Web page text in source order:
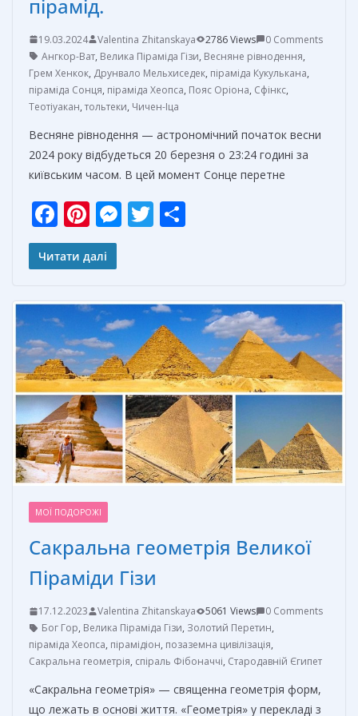
пірамід.
19.03.2024 Valentina Zhitanskaya 2786 Views
0 Comments
Ангкор-Ват, Велика Піраміда Гізи, Весняне рівнодення,
Грем Хенкок, Друнвало Мельхиседек, піраміда Кукулькана,
піраміда Сонця, піраміда Хеопса, Пояс Оріона, Сфінкс,
Теотіуакан, тольтеки, Чичен-Іца
Весняне рівнодення — астрономічний початок весни
2024 року відбудеться 20 березня о 23:24 годині за
київським часом. В цей момент Сонце перетне
F
ac
e
o
o
k
Pi
nt
er
st
M
n
g
er
T
а
в
и
т
ь
Читати далі
МОЇ ПОДОРОЖІ
Сакральна геометрія Великої
Піраміди Гізи
17.12.2023 Valentina Zhitanskaya 5061 Views
0 Comments
Бог Гор, Велика Піраміда Гізи, Золотий Перетин,
піраміда Хеопса, пірамідіон, позаземна цивілізація,
Сакральна геометрія, спіраль Фібоначчі, Стародавній Єгипет
«Сакральна геометрія» — священна геометрія форм,
що лежать в основі життя. «Геометрія» у перекладі з